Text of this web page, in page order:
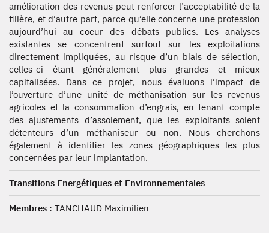
amélioration des revenus peut renforcer l’acceptabilité de la
filière, et d’autre part, parce qu’elle concerne une profession
aujourd’hui au coeur des débats publics. Les analyses
existantes se concentrent surtout sur les exploitations
directement impliquées, au risque d’un biais de sélection,
celles-ci étant généralement plus grandes et mieux
capitalisées. Dans ce projet, nous évaluons l’impact de
l’ouverture d’une unité de méthanisation sur les revenus
agricoles et la consommation d’engrais, en tenant compte
des ajustements d’assolement, que les exploitants soient
détenteurs d’un méthaniseur ou non. Nous cherchons
également à identifier les zones géographiques les plus
concernées par leur implantation.
Transitions Energétiques et Environnementales
Membres : TANCHAUD Maximilien